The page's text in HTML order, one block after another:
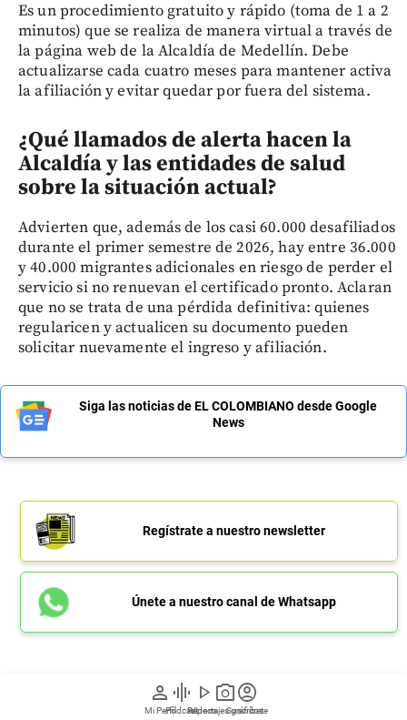
person
Mi Perfil
graphic_eq
Pódcast
play_arrow
Videos
photo_camera
Reportajes gráficos
account_circle
Suscríbete
Es un procedimiento gratuito y rápido (toma de 1 a 2
minutos) que se realiza de manera virtual a través de
la página web de la Alcaldía de Medellín. Debe
actualizarse cada cuatro meses para mantener activa
la afiliación y evitar quedar por fuera del sistema.
¿Qué llamados de alerta hacen la
Alcaldía y las entidades de salud
sobre la situación actual?
Advierten que, además de los casi 60.000 desafiliados
durante el primer semestre de 2026, hay entre 36.000
y 40.000 migrantes adicionales en riesgo de perder el
servicio si no renuevan el certificado pronto. Aclaran
que no se trata de una pérdida definitiva: quienes
regularicen y actualicen su documento pueden
solicitar nuevamente el ingreso y afiliación.
Siga las noticias de EL COLOMBIANO desde Google
News
Regístrate a nuestro newsletter
Únete a nuestro canal de Whatsapp